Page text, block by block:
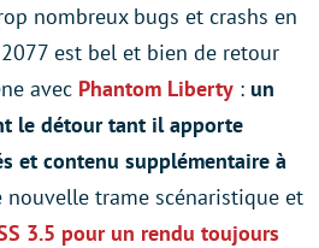
nombreux bugs et crashs en
est bel et bien de retour
avec Phantom Liberty : un
le détour tant il apporte
et contenu supplémentaire à
nouvelle trame scénaristique et
3.5 pour un rendu toujours